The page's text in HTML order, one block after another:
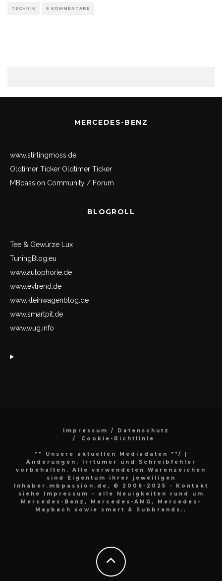
TECHNIK 6 KOMMENTARE
MERCEDES-BENZ
www.stirlingmoss.de
Oldtimer Ticker Oldtimer Ticker
MBpassion Community / Forum
BLOGROLL
Tee & Gewürze Lux
TuningBlog.eu
www.autophorie.de
www.evtrend.de
www.kleinwagenblog.de
www.smartpit.de
www.wug.info
Impressum / Datenschutz
Cookie-Richtlinie
** Unsere aktuellen Mediadaten **/
|
Änderungen, Irrtümer und Schreibfehler
vorbehalten. Alle verwendeten Warenzeichen
sind Eigentum ihrer jeweiligen
Inhaber.mbpassion.de, © 2006-2025 - Kontakt
siehe Impressum - alle Neuigkeiten rund um
Mercedes-Benz, Mercedes-AMG, Mercedes-
Maybach sowie smart & Subbrands..